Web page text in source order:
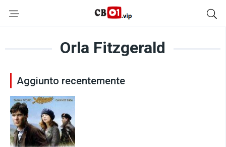
Orla Fitzgerald
Aggiunto recentemente